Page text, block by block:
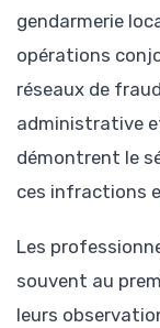
gendarmerie
opérations
réseaux de
administrative
démontrent le
ces infractions
Les
souvent au
leurs